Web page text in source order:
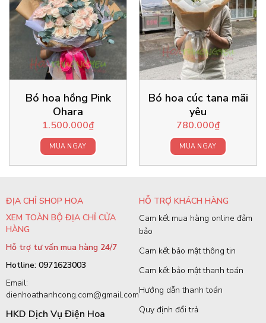
Bó hoa hồng Pink
Ohara
1.500.000₫
MUA NGAY
Bó hoa cúc tana mãi
yêu
780.000₫
MUA NGAY
ĐỊA CHỈ SHOP HOA
XEM TOÀN BỘ ĐỊA CHỈ CỬA
HÀNG
Hỗ trợ tư vấn mua hàng 24/7
Hotline: 0971623003
Email:
dienhoathanhcong.com@gmail.com
HKD Dịch Vụ Điện Hoa
HỖ TRỢ KHÁCH HÀNG
Cam kết mua hàng online đảm
bảo
Cam kết bảo mật thông tin
Cam kết bảo mật thanh toán
Hướng dẫn thanh toán
Quy định đổi trả